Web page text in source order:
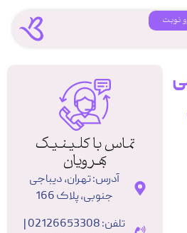
نوبت
تماس با کلینیک
بهرویان
آدرس: تهران، دیباجی
جنوبی، پلاک 166